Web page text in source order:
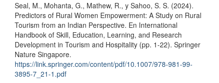
Seal, M., Mohanta, G., Mathew, R., y Sahoo, S. S. (2024).
Predictors of Rural Women Empowerment: A Study on Rural
Tourism from an Indian Perspective. En International
Handbook of Skill, Education, Learning, and Research
Development in Tourism and Hospitality (pp. 1-22). Springer
Nature Singapore.
https://link.springer.com/content/pdf/10.1007/978-981-99-
3895-7_21-1.pdf